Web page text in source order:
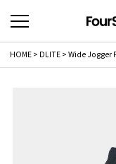
HOME DLITE Wide Jogger